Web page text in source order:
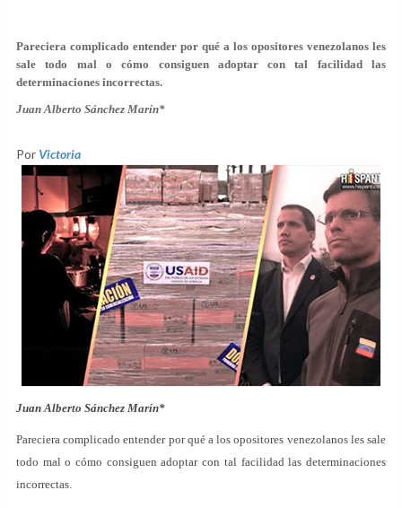
Pareciera complicado entender por qué a los opositores venezolanos les
sale todo mal o cómo consiguen adoptar con tal facilidad las
determinaciones incorrectas.
Juan Alberto Sánchez Marín*
Por Victoria
Juan Alberto Sánchez Marín*
Pareciera complicado entender por qué a los opositores venezolanos les sale
todo mal o cómo consiguen adoptar con tal facilidad las determinaciones
incorrectas.